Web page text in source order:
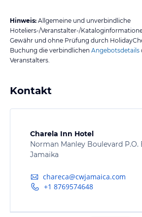
Hinweis: Allgemeine und unverbindliche
Hoteliers-/Veranstalter-/
Gewähr und ohne Prüfung durch
Buchung die verbindlichen Angebotsdetails
Veranstalters.
Kontakt
Charela Inn Hotel
Norman Manley Boulevard P.O.
Jamaika
chareca@cwjamaica.com
+1 8769574648